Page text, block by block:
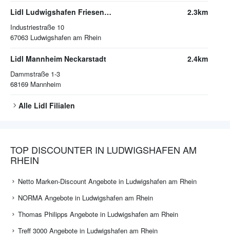
Lidl Ludwigshafen Friesenheim
Industriestraße 10
67063 Ludwigshafen am Rhein
2.3km
Lidl Mannheim Neckarstadt
Dammstraße 1-3
68169 Mannheim
2.4km
Alle Lidl Filialen
TOP DISCOUNTER IN LUDWIGSHAFEN AM
RHEIN
Netto Marken-Discount Angebote in Ludwigshafen am Rhein
NORMA Angebote in Ludwigshafen am Rhein
Thomas Philipps Angebote in Ludwigshafen am Rhein
Treff 3000 Angebote in Ludwigshafen am Rhein